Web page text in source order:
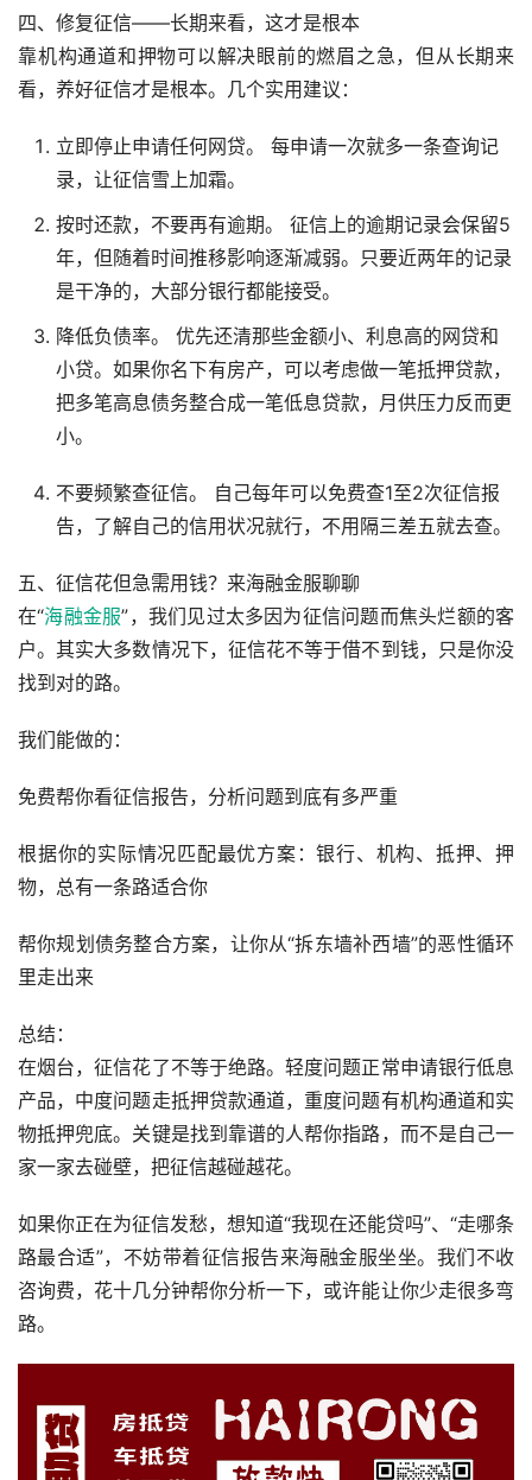
四、修复征信——长期来看，这才是根本
靠机构通道和押物可以解决眼前的燃眉之急，但从长期来
看，养好征信才是根本。几个实用建议：
立即停止申请任何网贷。 每申请一次就多一条查询记
录，让征信雪上加霜。
按时还款，不要再有逾期。 征信上的逾期记录会保留5
年，但随着时间推移影响逐渐减弱。只要近两年的记录
是干净的，大部分银行都能接受。
降低负债率。 优先还清那些金额小、利息高的网贷和
小贷。如果你名下有房产，可以考虑做一笔抵押贷款，
把多笔高息债务整合成一笔低息贷款，月供压力反而更
小。
不要频繁查征信。 自己每年可以免费查1至2次征信报
告，了解自己的信用状况就行，不用隔三差五就去查。
五、征信花但急需用钱？来海融金服聊聊
在“海融金服”，我们见过太多因为征信问题而焦头烂额的客
户。其实大多数情况下，征信花不等于借不到钱，只是你没
找到对的路。
我们能做的：
免费帮你看征信报告，分析问题到底有多严重
根据你的实际情况匹配最优方案：银行、机构、抵押、押
物，总有一条路适合你
帮你规划债务整合方案，让你从“拆东墙补西墙”的恶性循环
里走出来
总结：
在烟台，征信花了不等于绝路。轻度问题正常申请银行低息
产品，中度问题走抵押贷款通道，重度问题有机构通道和实
物抵押兜底。关键是找到靠谱的人帮你指路，而不是自己一
家一家去碰壁，把征信越碰越花。
如果你正在为征信发愁，想知道“我现在还能贷吗”、“走哪条
路最合适”，不妨带着征信报告来海融金服坐坐。我们不收
咨询费，花十几分钟帮你分析一下，或许能让你少走很多弯
路。